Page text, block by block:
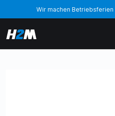
Wir machen Betriebsferien